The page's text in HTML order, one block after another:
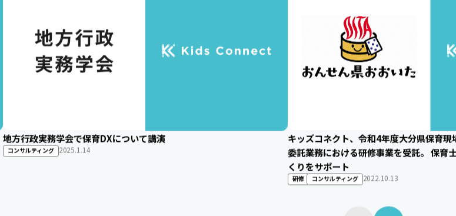
地方行政実務学会で保育DXについて講演
コンサルティング 2025.1.14
更新：2026.6.29
キッズコネクト、令和4年度大分県保育
委託業務における研修事業を受託。 保育
くりをサポート
研修 コンサルティング 2022.10.13
更新：2026.6.29